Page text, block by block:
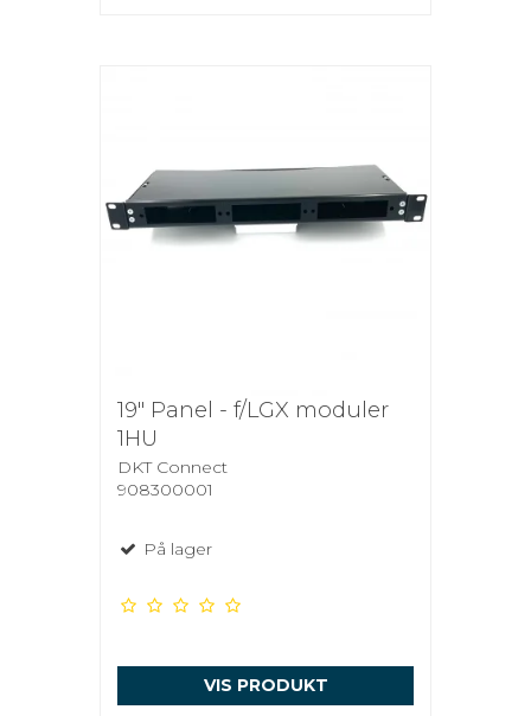
19" Panel - f/LGX moduler
1HU
DKT Connect
908300001
På lager
VIS PRODUKT